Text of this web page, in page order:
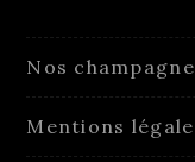
Nos
Mentions